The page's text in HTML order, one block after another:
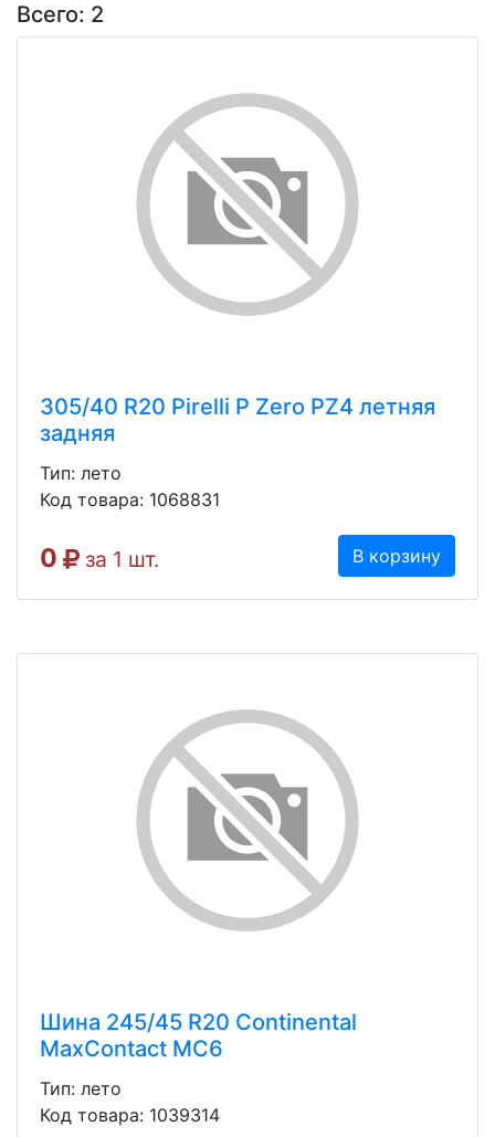
Всего: 2
305/40 R20 Pirelli P Zero PZ4 летняя
задняя
Тип: лето
Код товара: 1068831
0 за 1 шт. В корзину
Шина 245/45 R20 Continental
MaxContact MC6
Тип: лето
Код товара: 1039314